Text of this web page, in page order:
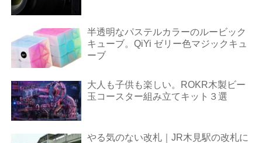
半透明なパステルカラーのルービック
キューブ。QiYi ゼリー色マジックキュ
ーブ
大人も子供も楽しい。ROKR木製ビー
玉コースター組み立てキット３選
やる気のない改札｜JR木見駅の改札に